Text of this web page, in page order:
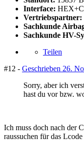
Interface:
Vertriebspartner:
Sachkunde
Sachkunde HV-
Teilen
#12 - Geschrieben 26.
Sorry, aber ich
hast du vor bzw.
Ich muss doch nach der
raussuchen für das